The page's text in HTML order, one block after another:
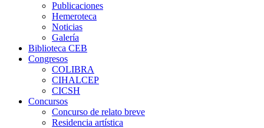
Publicaciones
Hemeroteca
Noticias
Galería
Biblioteca CEB
Congresos
COLIBRA
CIHALCEP
CICSH
Concursos
Concurso de relato breve
Residencia artística